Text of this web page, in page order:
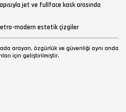
jet ve fullface kask arasında
modern estetik çizgiler
arayan, özgürlük ve güvenliği aynı anda
için geliştirilmiştir.